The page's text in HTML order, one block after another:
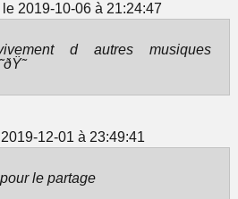
2019-10-06 à 21:24:47
d autres musiques
12-01 à 23:49:41
le partage